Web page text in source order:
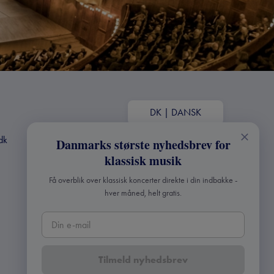
DK | DANSK
Danmarks største nyhedsbrev for
klassisk musik
Få overblik over klassisk koncerter direkte i din indbakke -
hver måned, helt gratis.
Tilmeld nyhedsbrev